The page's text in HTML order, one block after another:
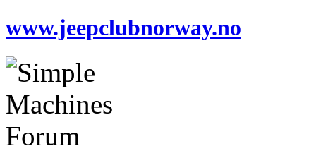
www.jeepclubnorway.no